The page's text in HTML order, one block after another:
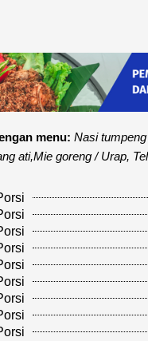
menu: Nasi
ati,Mie goreng / Urap,